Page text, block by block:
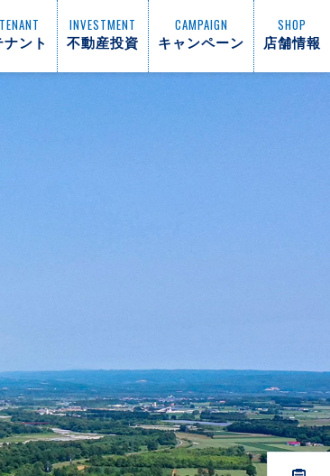
TENANT
ナント
INVESTMENT
不動産投資
CAMPAIGN
キャンペーン
SHOP
店舗情報